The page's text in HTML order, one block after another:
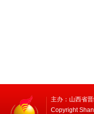
主办：山西省
Copyright